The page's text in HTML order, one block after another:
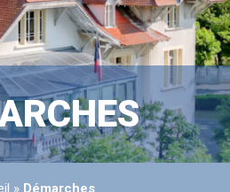
» Démarches